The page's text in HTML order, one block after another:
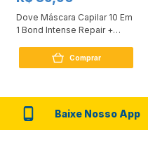
Dove Máscara Capilar 10 Em
1 Bond Intense Repair +
Comprar
Baixe Nosso App